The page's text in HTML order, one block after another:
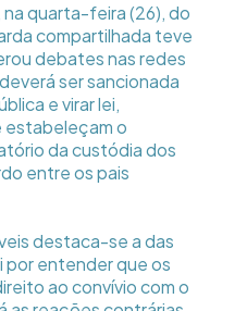
quarta-feira (26), do
compartilhada teve
debates nas redes
ser sancionada
e virar lei,
estabeleçam o
da custódia dos
entre os pais
destaca-se a das
por entender que os
ao convívio com o